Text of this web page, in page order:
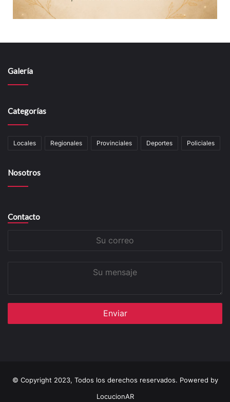
Galería
Categorías
Locales Regionales Provinciales Deportes Policiales
Nosotros
Contacto
© Copyright 2023, Todos los derechos reservados. Powered by
LocucionAR